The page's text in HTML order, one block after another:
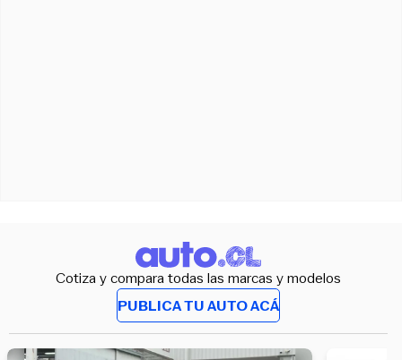
Cotiza y compara todas las marcas y modelos
PUBLICA TU AUTO ACÁ